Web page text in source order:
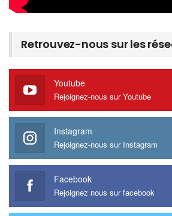
Retrouvez-nous sur les
Youtube
Rejoignez-nous sur Youtube
Instagram
Rejoignez-nous sur Instagram
Facebook
Rejoignez nous sur facebook